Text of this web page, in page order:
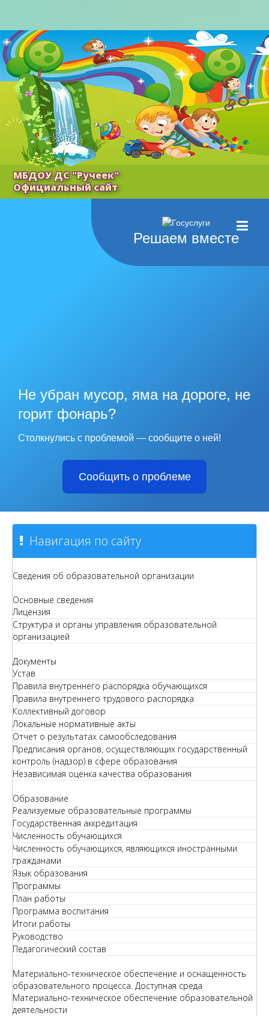
МБДОУ ДС "Ручеек"
Официальный сайт
Решаем вместе
Не убран мусор, яма на дороге, не
горит фонарь?
Столкнулись с проблемой — сообщите о ней!
Сообщить о проблеме
Навигация по сайту
Сведения об образовательной организации
Основные сведения
Лицензия
Структура и органы управления образовательной
организацией
Документы
Устав
Правила внутреннего распорядка обучающихся
Правила внутреннего трудового распорядка
Коллективный договор
Локальные нормативные акты
Отчет о результатах самообследования
Предписания органов, осуществляющих государственный
контроль (надзор) в сфере образования
Независимая оценка качества образования
Образование
Реализуемые образовательные программы
Государственная аккредитация
Численность обучающихся
Численность обучающихся, являющихся иностранными
гражданами
Язык образования
Программы
План работы
Программа воспитания
Итоги работы
Руководство
Педагогический состав
Материально-техническое обеспечение и оснащенность
образовательного процесса. Доступная среда
Материально-техническое обеспечение образовательной
деятельности